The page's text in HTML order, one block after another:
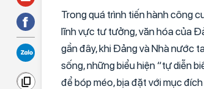
Trong quá trình tiến hành công
lĩnh vực tư tưởng, văn hóa của
gần đây, khi Đảng và Nhà nước
sống, những biểu hiện “tự diễn
để bóp méo, bịa đặt với mục